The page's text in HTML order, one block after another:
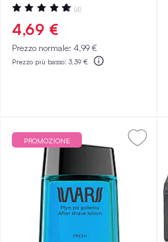
Valutazione:
100%
(4)
4,69 €
Prezzo normale: 4,99 €
Prezzo più basso: 3,39 €
PROMOZIONE